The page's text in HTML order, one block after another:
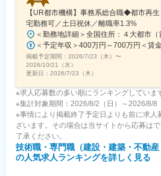
【UR都市機構】事務系総合職◆都市再
宅勤務可／土日祝休／離職率1.3%
掲載予定期間： 2026/7/23（木） 〜
2026/10/21（水）
更新日： 2026/7/23（木）
※求人応募数の多い順にランキングしていま
※集計対象期間：2026/8/2（日）～2026/8/8
※事情により掲載終了予定日よりも前に求人
ざいます。その場合は当サイトから応募は
了承ください。
技術職・専門職（建設・建築・不動産
の人気求人ランキングを詳しく見る